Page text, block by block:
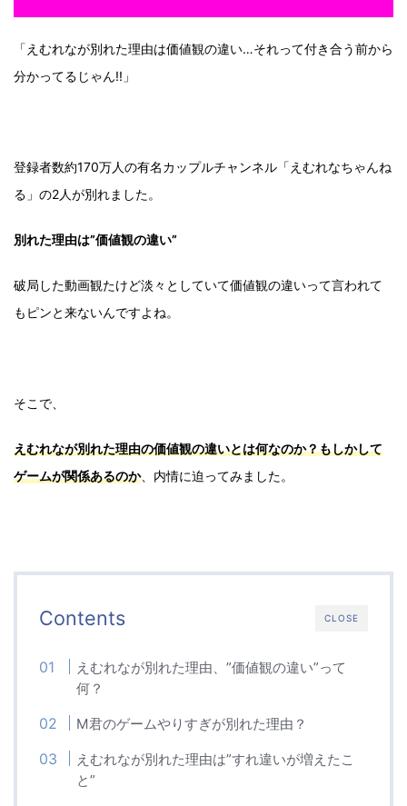
「えむれなが別れた理由は価値観の違い…それって付き合う前から
分かってるじゃん!!」
登録者数約170万人の有名カップルチャンネル「えむれなちゃんね
る」の2人が別れました。
別れた理由は”価値観の違い”
破局した動画観たけど淡々としていて価値観の違いって言われて
もピンと来ないんですよね。
そこで、
えむれなが別れた理由の価値観の違いとは何なのか？もしかして
ゲームが関係あるのか、内情に迫ってみました。
CLOSE
Contents
えむれなが別れた理由、”価値観の違い”って
何？
M君のゲームやりすぎが別れた理由？
えむれなが別れた理由は”すれ違いが増えたこ
と”